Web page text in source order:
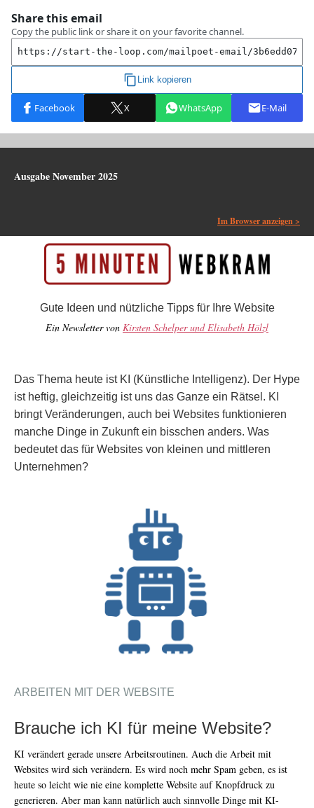
Ausgabe November 2025
Im Browser anzeigen >
Gute Ideen und nützliche Tipps für Ihre Website
Ein Newsletter von Kirsten Schelper und Elisabeth Hölzl
Das Thema heute ist KI (Künstliche Intelligenz). Der Hype
ist heftig, gleichzeitig ist uns das Ganze ein Rätsel. KI
bringt Veränderungen, auch bei Websites funktionieren
manche Dinge in Zukunft ein bisschen anders. Was
bedeutet das für Websites von kleinen und mittleren
Unternehmen?
ARBEITEN MIT DER WEBSITE
Brauche ich KI für meine Website?
KI verändert gerade unsere Arbeitsroutinen. Auch die Arbeit mit
Websites wird sich verändern. Es wird noch mehr Spam geben, es ist
heute so leicht wie nie eine komplette Website auf Knopfdruck zu
generieren. Aber man kann natürlich auch sinnvolle Dinge mit KI-